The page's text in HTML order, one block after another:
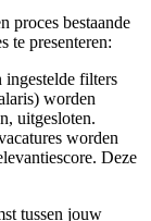
proces bestaande
te presenteren:
filters
worden
uitgesloten.
worden
Deze
tussen jouw